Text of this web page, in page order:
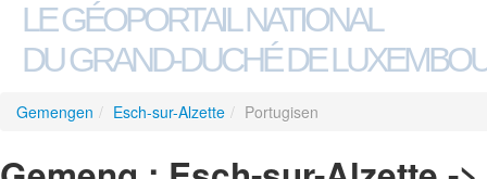
LE GÉOPORTAIL NATIONAL
DU GRAND-DUCHÉ DE
Gemengen / Esch-sur-Alzette / Portugisen